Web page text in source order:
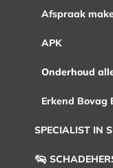
Afspraak
APK
Onderhoud
Erkend Bovag
SPECIALIST IN